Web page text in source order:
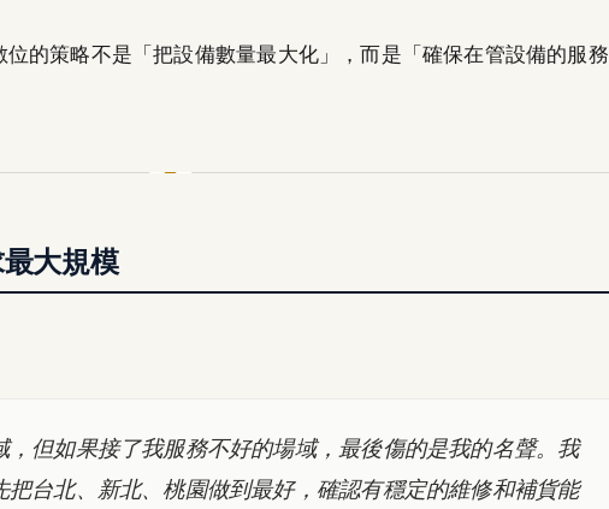
的策略不是「把設備數量最大化」，而是「確保在管設備的服務
大規模
，但如果接了我服務不好的場域，最後傷的是我的名聲。我
把台北、新北、桃園做到最好，確認有穩定的維修和補貨能